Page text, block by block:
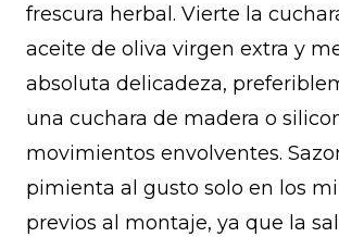
frescura herbal. Vierte la
aceite de oliva virgen extra y
absoluta delicadeza,
una cuchara de madera o
movimientos envolventes.
pimienta al gusto solo en los
previos al montaje, ya que la